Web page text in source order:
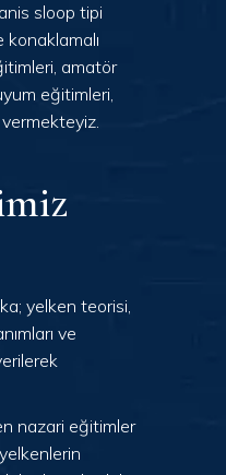
sloop tipi
amatör
eğitimleri,
yelken teorisi,
ve
nazari eğitimler